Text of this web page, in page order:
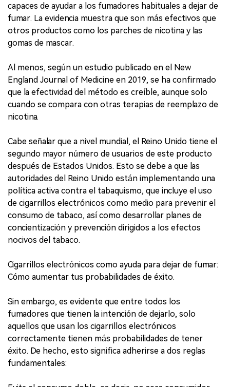
capaces de ayudar a los fumadores habituales a dejar de
fumar. La evidencia muestra que son más efectivos que
otros productos como los parches de nicotina y las
gomas de mascar.
Al menos, según un estudio publicado en el New
England Journal of Medicine en 2019, se ha confirmado
que la efectividad del método es creíble, aunque solo
cuando se compara con otras terapias de reemplazo de
nicotina.
Cabe señalar que a nivel mundial, el Reino Unido tiene el
segundo mayor número de usuarios de este producto
después de Estados Unidos. Esto se debe a que las
autoridades del Reino Unido están implementando una
política activa contra el tabaquismo, que incluye el uso
de cigarrillos electrónicos como medio para prevenir el
consumo de tabaco, así como desarrollar planes de
concientización y prevención dirigidos a los efectos
nocivos del tabaco.
Cigarrillos electrónicos como ayuda para dejar de fumar:
Cómo aumentar tus probabilidades de éxito.
Sin embargo, es evidente que entre todos los
fumadores que tienen la intención de dejarlo, solo
aquellos que usan los cigarrillos electrónicos
correctamente tienen más probabilidades de tener
éxito. De hecho, esto significa adherirse a dos reglas
fundamentales: